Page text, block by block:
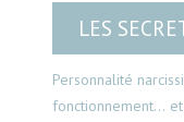
LES
Personnalité
fonctionnement…